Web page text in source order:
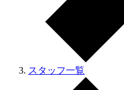
スタッフ一覧